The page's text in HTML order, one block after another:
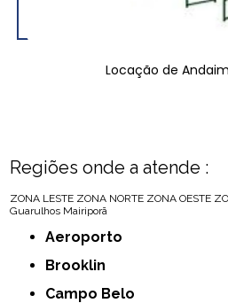
Locação de
Regiões onde a atende :
ZONA LESTE ZONA NORTE ZONA OESTE
Guarulhos Mairiporã
Aeroporto
Brooklin
Campo Belo